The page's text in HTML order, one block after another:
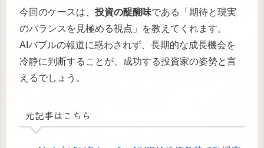
今回のケースは、 投資の醍醐味である「期待と現実
のバランスを見極める視点」を教えてくれます。
AIバブルの報道に惑わされず、長期的な成長機会を
冷静に判断することが、成功する投資家の姿勢と言
えるでしょう。
元記事はこちら